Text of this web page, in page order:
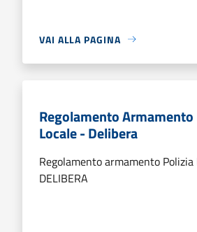
VAI ALLA PAGINA
Regolamento
Locale - Delibera
Regolamento armamento Polizia
DELIBERA